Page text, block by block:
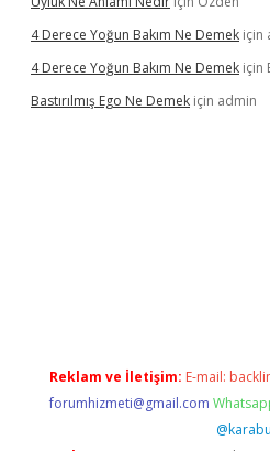
4 Derece Yoğun Bakım Ne Demek için
4 Derece Yoğun Bakım Ne Demek için
Bastırılmış Ego Ne Demek için admin
Reklam ve İletişim: E-mail:
forumhizmeti@gmail.com